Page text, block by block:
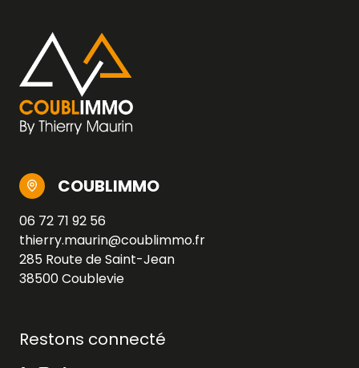
COUBLIMMO
06 72 71 92 56
thierry.maurin@coublimmo.fr
285 Route de Saint-Jean
38500 Coublevie
Restons connecté